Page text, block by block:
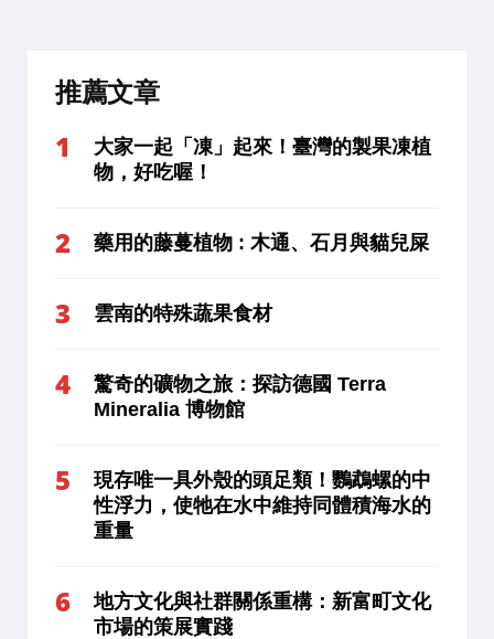
推薦文章
大家一起「凍」起來！臺灣的製果凍植
物，好吃喔！
藥用的藤蔓植物 : 木通、石月與貓兒屎
雲南的特殊蔬果食材
驚奇的礦物之旅：探訪德國 Terra
Mineralia 博物館
現存唯一具外殼的頭足類！鸚鵡螺的中
性浮力，使牠在水中維持同體積海水的
重量
地方文化與社群關係重構：新富町文化
市場的策展實踐